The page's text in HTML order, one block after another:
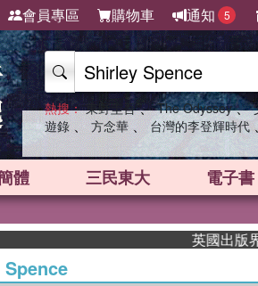
會員專區 購物車 通知 5
熱搜： 東野圭吾 、 The Odyssey 、
遊錄 、 方念華 、 台灣的李登輝時代 、
體 三民東大 電子書
英國出版界